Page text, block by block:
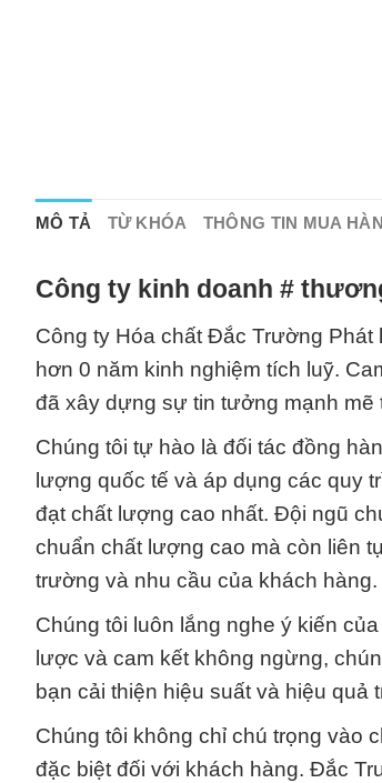
MÔ TẢ TỪ KHÓA THÔNG TIN MUA
Công ty kinh doanh #
Công ty Hóa chất Đắc Trường
hơn 0 năm kinh nghiệm tích luỹ.
đã xây dựng sự tin tưởng mạnh mẽ
Chúng tôi tự hào là đối tác đồng
lượng quốc tế và áp dụng các quy
đạt chất lượng cao nhất. Đội ngũ
chuẩn chất lượng cao mà còn liên
trường và nhu cầu của khách hàng.
Chúng tôi luôn lắng nghe ý kiến
lược và cam kết không ngừng,
bạn cải thiện hiệu suất và hiệu quả
Chúng tôi không chỉ chú trọng vào
đặc biệt đối với khách hàng. Đắc